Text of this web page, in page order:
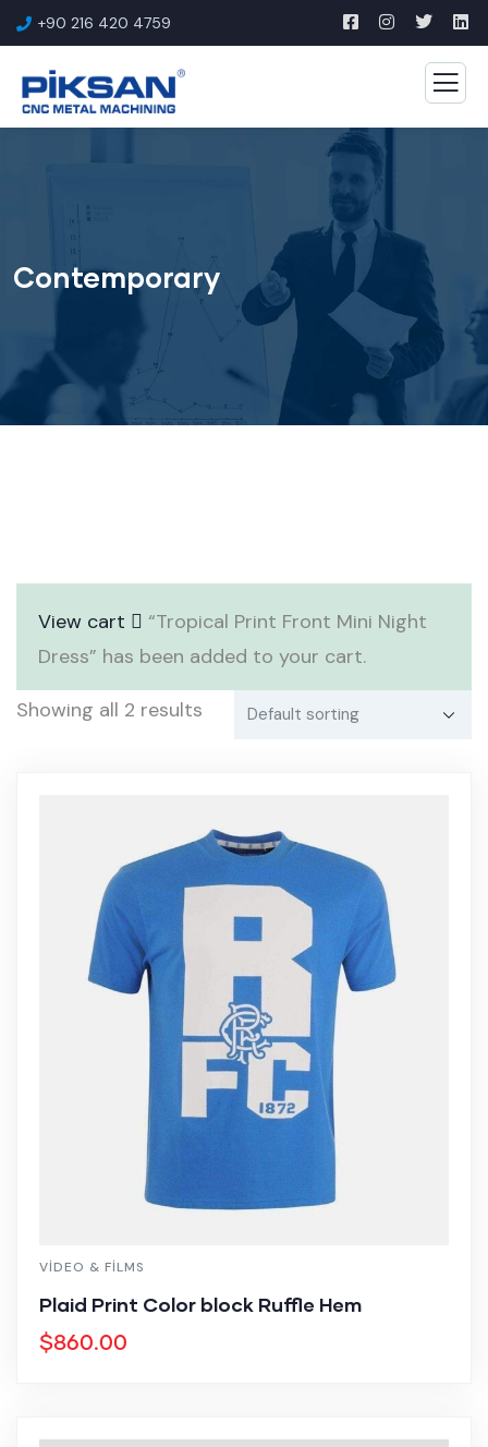
+90 216 420 4759
Contemporary
View cart
“Tropical Print Front Mini Night
Dress” has been added to your cart.
Showing all 2 results
VIDEO & FILMS
Plaid Print Color block Ruffle Hem
$860.00